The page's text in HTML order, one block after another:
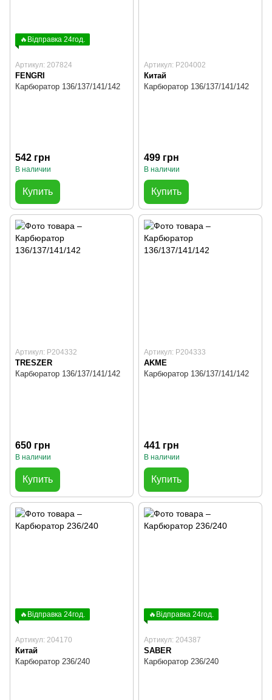
🔥Відправка 24год.
Артикул: 207824
FENGRI
Карбюратор 136/137/141/142
542 грн
В наличии
Купить
Артикул: P204002
Китай
Карбюратор 136/137/141/142
499 грн
В наличии
Купить
Артикул: P204332
TRESZER
Карбюратор 136/137/141/142
650 грн
В наличии
Купить
Артикул: P204333
AKME
Карбюратор 136/137/141/142
441 грн
В наличии
Купить
🔥Відправка 24год.
Артикул: 204170
Китай
Карбюратор 236/240
🔥Відправка 24год.
Артикул: 204387
SABER
Карбюратор 236/240